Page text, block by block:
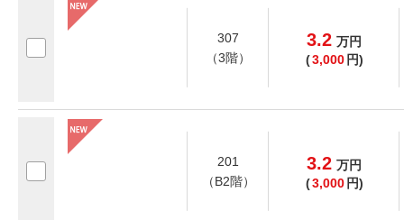
307
（3階）
3.2 万円
(3,000 円)
201
（B2階）
3.2 万円
(3,000 円)